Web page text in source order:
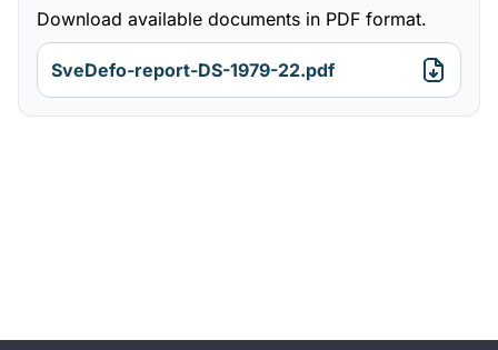
Download available documents in PDF format.
SveDefo-report-DS-1979-22.pdf